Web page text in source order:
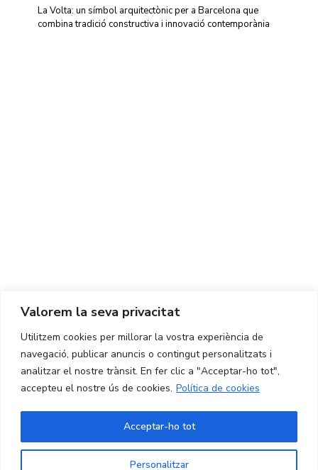
Valorem la seva privacitat
Utilitzem cookies per millorar la vostra experiència de
navegació, publicar anuncis o contingut personalitzats i
analitzar el nostre trànsit. En fer clic a "Acceptar-ho tot",
accepteu el nostre ús de cookies. Política de cookies
Personalitzar
Acceptar-ho tot
La Volta: un símbol arquitectònic per a Barcelona que
combina tradició constructiva i innovació contemporània
CONTACTE
Ed. K2M (Planta 1, Oficina 106)
C/ Jordi Girona 1-3
08034 Barcelona (Espanya)
+34 93 405 44 03